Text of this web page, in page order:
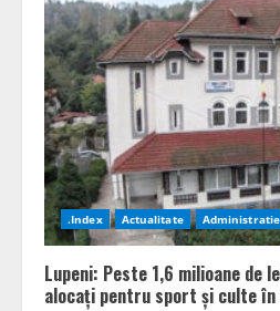
.Index Actualitate Administratie
Lupeni: Peste 1,6 milioane de
alocați pentru sport și culte în